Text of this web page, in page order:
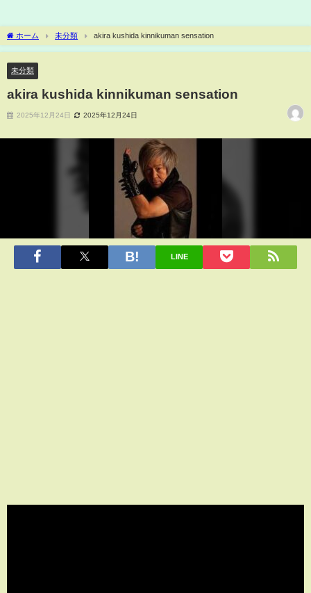
ホーム 未分類 akira kushida kinnikuman sensation
未分類
akira kushida kinnikuman sensation
2025年12月24日 2025年12月24日
LINE